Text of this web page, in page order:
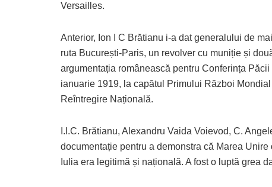
Versailles.
Anterior, Ion I C Brătianu i-a dat generalului de
ruta București-Paris, un revolver cu muniție și
argumentația românească pentru Conferința
ianuarie 1919, la capătul Primului Război
Reîntregire Națională.
I.I.C. Brătianu, Alexandru Vaida Voievod, C.
documentație pentru a demonstra că Marea
Iulia era legitimă și națională. A fost o luptă grea